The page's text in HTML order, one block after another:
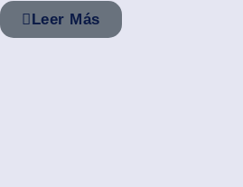
Leer Más